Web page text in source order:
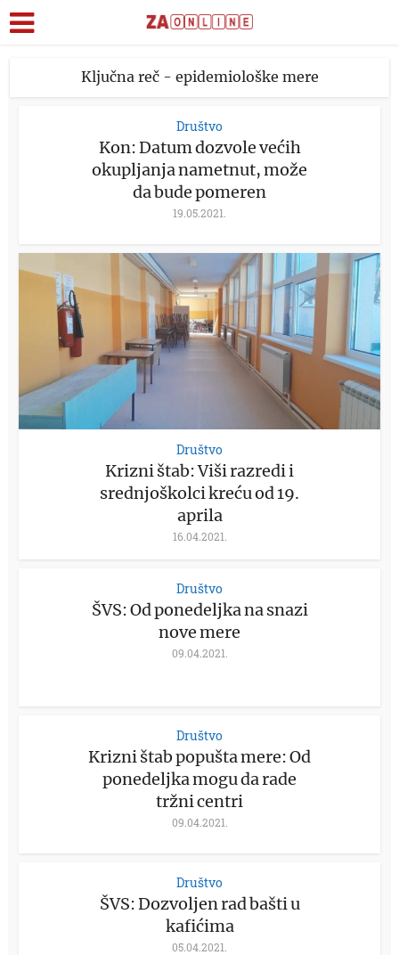
Ključna reč - epidemiološke mere
Društvo
Kon: Datum dozvole većih
okupljanja nametnut, može
da bude pomeren
19.05.2021.
Društvo
Krizni štab: Viši razredi i
srednjoškolci kreću od 19.
aprila
16.04.2021.
Društvo
ŠVS: Od ponedeljka na snazi
nove mere
09.04.2021.
Društvo
Krizni štab popušta mere: Od
ponedeljka mogu da rade
tržni centri
09.04.2021.
Društvo
ŠVS: Dozvoljen rad bašti u
kafićima
05.04.2021.